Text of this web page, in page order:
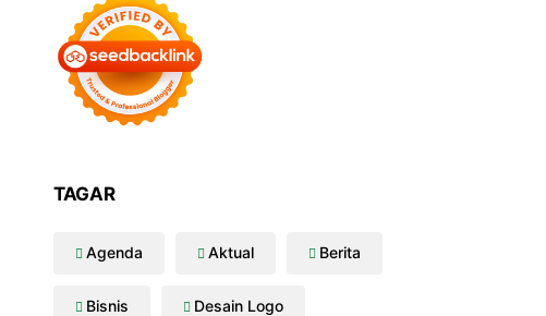
TAGAR
Agenda Aktual Berita
Bisnis Desain Logo